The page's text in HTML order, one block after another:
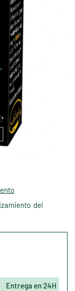
del
Entrega en 24H